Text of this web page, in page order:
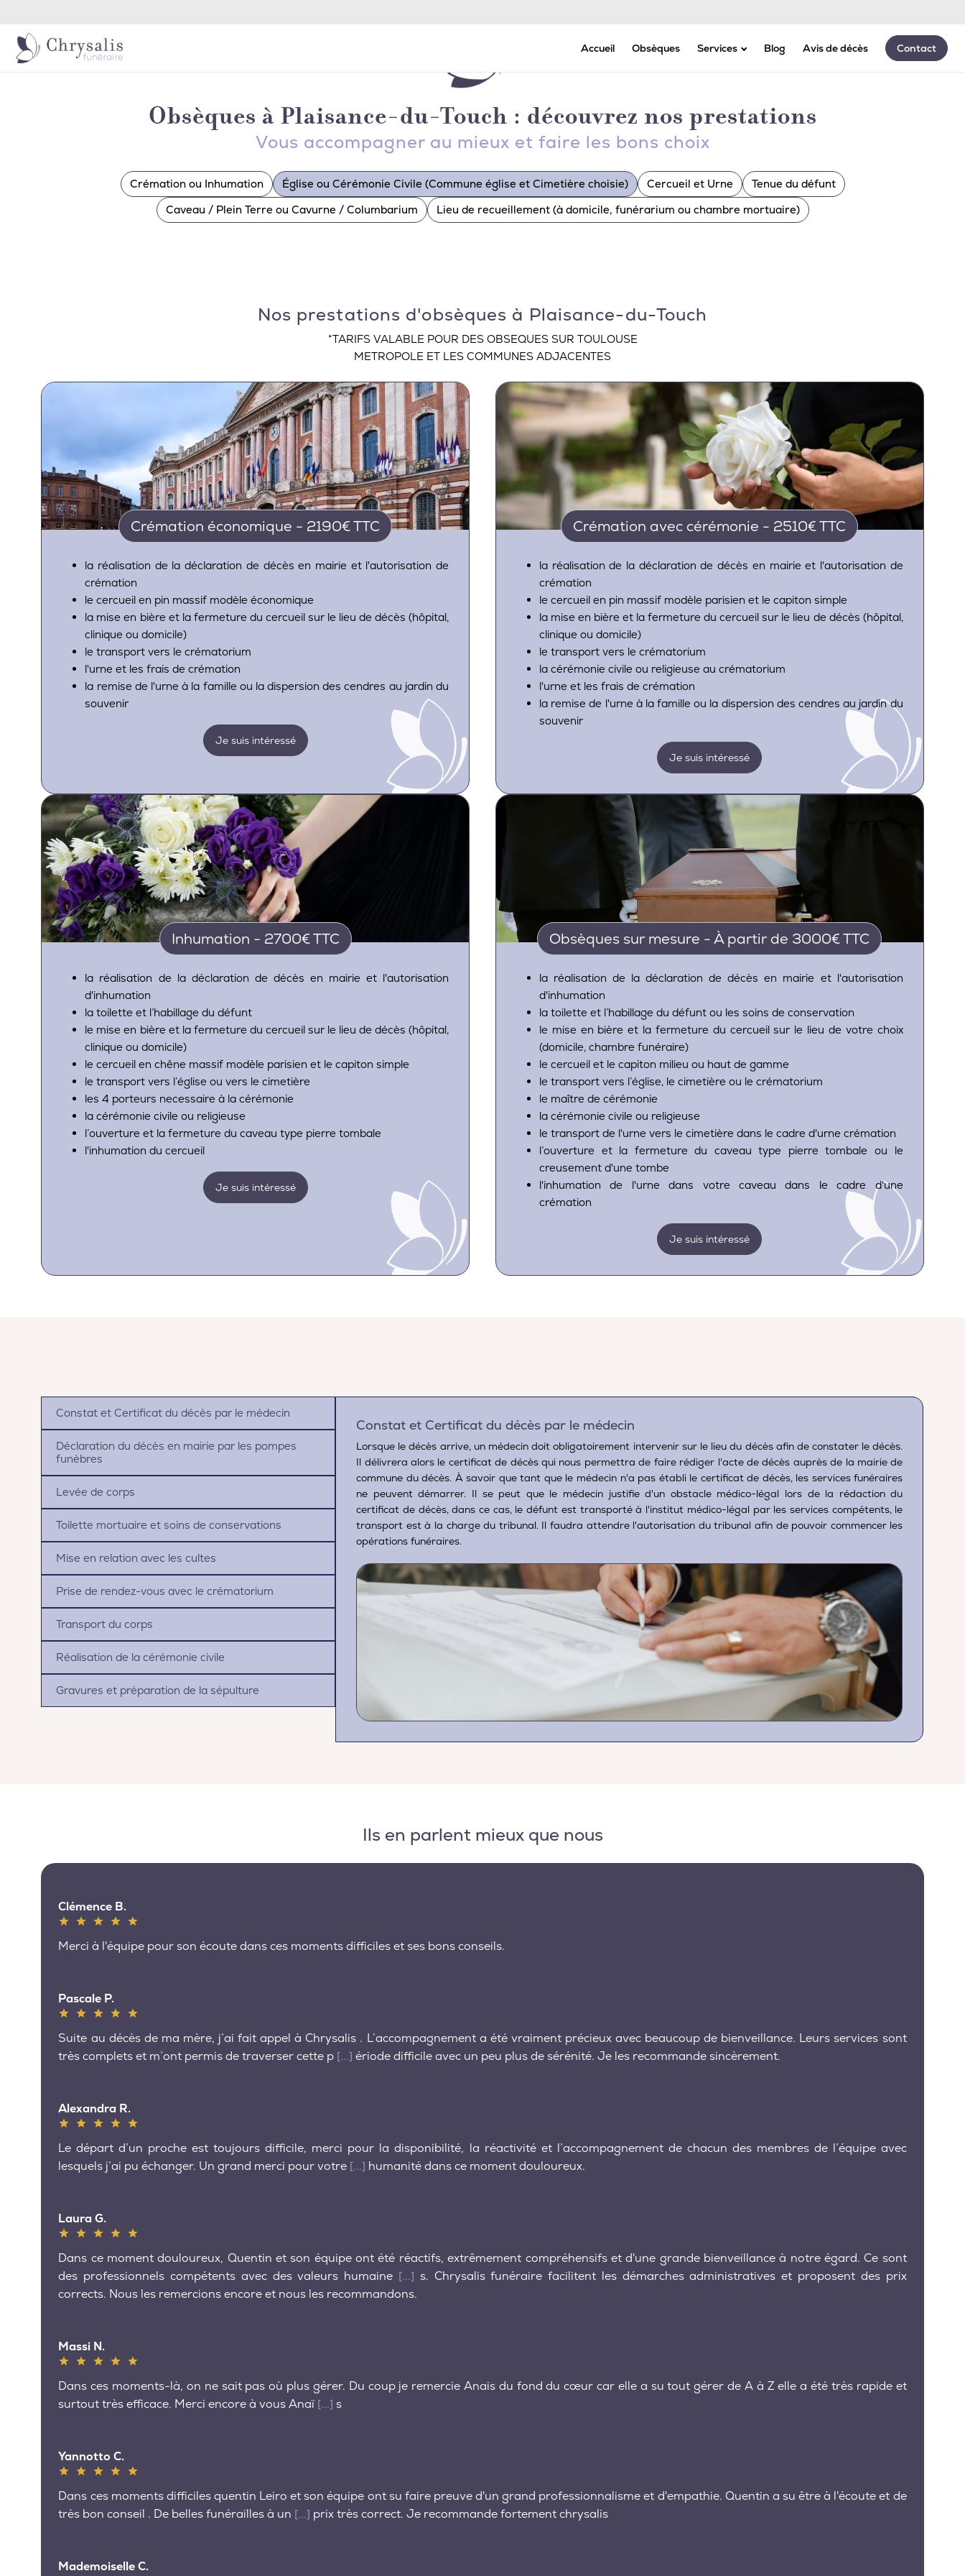
Accueil Obsèques Services
Transport
Blog Avis de décès Contact
Obsèques à Plaisance-du-Touch : découvrez nos prestations
Vous accompagner au mieux et faire les bons choix
Crémation ou Inhumation Église ou Cérémonie Civile (Commune église et Cimetière choisie) Cercueil et Urne
Tenue du défunt
Caveau / Plein Terre ou Cavurne / Columbarium
Lieu de recueillement (à domicile, funérarium ou chambre mortuaire)
Nos prestations d'obsèques à Plaisance-du-Touch
*TARIFS VALABLE POUR DES OBSEQUES SUR TOULOUSE
METROPOLE ET LES COMMUNES ADJACENTES
Crémation économique - 2190€ TTC
la réalisation de la déclaration de décès en mairie et l'autorisation de
crémation
le cercueil en pin massif modèle économique
la mise en bière et la fermeture du cercueil sur le lieu de décès (hôpital,
clinique ou domicile)
le transport vers le crématorium
l'urne et les frais de crémation
la remise de l'urne à la famille ou la dispersion des cendres au jardin du
souvenir
Je suis intéressé
Crémation avec cérémonie - 2510€ TTC
la réalisation de la déclaration de décès en mairie et l'autorisation de
crémation
le cercueil en pin massif modèle parisien et le capiton simple
la mise en bière et la fermeture du cercueil sur le lieu de décès (hôpital,
clinique ou domicile)
le transport vers le crématorium
la cérémonie civile ou religieuse au crématorium
l'urne et les frais de crémation
la remise de l'urne à la famille ou la dispersion des cendres au jardin du
souvenir
Je suis intéressé
Inhumation - 2700€ TTC
la réalisation de la déclaration de décès en mairie et l'autorisation
d'inhumation
la toilette et l’habillage du défunt
le mise en bière et la fermeture du cercueil sur le lieu de décès (hôpital,
clinique ou domicile)
le cercueil en chêne massif modèle parisien et le capiton simple
le transport vers l’église ou vers le cimetière
les 4 porteurs necessaire à la cérémonie
la cérémonie civile ou religieuse
l’ouverture et la fermeture du caveau type pierre tombale
l'inhumation du cercueil
Je suis intéressé
Obsèques sur mesure - À partir de 3000€ TTC
la réalisation de la déclaration de décès en mairie et l'autorisation
d'inhumation
la toilette et l’habillage du défunt ou les soins de conservation
le mise en bière et la fermeture du cercueil sur le lieu de votre choix
(domicile, chambre funéraire)
le cercueil et le capiton milieu ou haut de gamme
le transport vers l’église, le cimetière ou le crématorium
le maître de cérémonie
la cérémonie civile ou religieuse
le transport de l'urne vers le cimetière dans le cadre d'urne crémation
l’ouverture et la fermeture du caveau type pierre tombale ou le
creusement d'une tombe
l'inhumation de l'urne dans votre caveau dans le cadre d'une
crémation
Je suis intéressé
Constat et Certificat du décès par le médecin
Déclaration du décès en mairie par les pompes
funèbres
Levée de corps
Toilette mortuaire et soins de conservations
Mise en relation avec les cultes
Prise de rendez-vous avec le crématorium
Transport du corps
Réalisation de la cérémonie civile
Gravures et préparation de la sépulture
Constat et Certificat du décès par le médecin
Lorsque le décès arrive, un médecin doit obligatoirement intervenir sur le lieu du décès afin de constater le décès.
Il délivrera alors le certificat de décès qui nous permettra de faire rédiger l'acte de décès auprès de la mairie de
commune du décès. À savoir que tant que le médecin n'a pas établi le certificat de décès, les services funéraires
ne peuvent démarrer. Il se peut que le médecin justifie d'un obstacle médico-légal lors de la rédaction du
certificat de décès, dans ce cas, le défunt est transporté à l'institut médico-légal par les services compétents, le
transport est à la charge du tribunal. Il faudra attendre l'autorisation du tribunal afin de pouvoir commencer les
opérations funéraires.
Ils en parlent mieux que nous
Clémence B.
Merci à l'équipe pour son écoute dans ces moments difficiles et ses bons conseils.
Pascale P.
Suite au décès de ma mère, j’ai fait appel à Chrysalis . L’accompagnement a été vraiment précieux avec beaucoup de bienveillance. Leurs services sont
très complets et m’ont permis de traverser cette p [...] ériode difficile avec un peu plus de sérénité. Je les recommande sincèrement.
Alexandra R.
Le départ d’un proche est toujours difficile, merci pour la disponibilité, la réactivité et l’accompagnement de chacun des membres de l’équipe avec
lesquels j’ai pu échanger. Un grand merci pour votre [...] humanité dans ce moment douloureux.
Laura G.
Dans ce moment douloureux, Quentin et son équipe ont été réactifs, extrêmement compréhensifs et d'une grande bienveillance à notre égard. Ce sont
des professionnels compétents avec des valeurs humaine [...] s. Chrysalis funéraire facilitent les démarches administratives et proposent des prix
corrects. Nous les remercions encore et nous les recommandons.
Massi N.
Dans ces moments-là, on ne sait pas où plus gérer. Du coup je remercie Anais du fond du cœur car elle a su tout gérer de A à Z elle a été très rapide et
surtout très efficace. Merci encore à vous Anaï [...] s
Yannotto C.
Dans ces moments difficiles quentin Leiro et son équipe ont su faire preuve d'un grand professionnalisme et d'empathie. Quentin a su être à l'écoute et de
très bon conseil . De belles funérailles à un [...] prix très correct. Je recommande fortement chrysalis
Mademoiselle C.